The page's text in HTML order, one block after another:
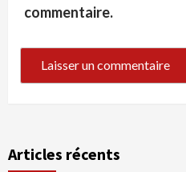
commentaire.
Articles récents